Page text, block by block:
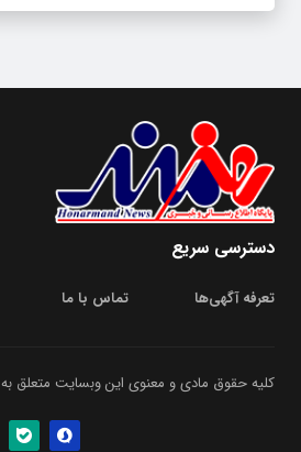
دسترسی سریع
تعرفه آگهی‌ها تماس با ما
کلیه حقوق مادی و معنوی این وبسایت متعلق